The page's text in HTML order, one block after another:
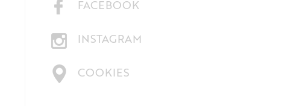
FACEBOOK
INSTAGRAM
COOKIES